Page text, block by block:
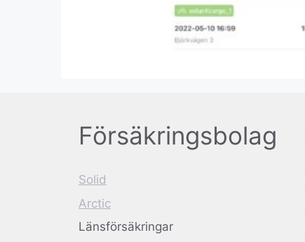
Försäkringsbolag
Solid
Arctic
Länsförsäkringar